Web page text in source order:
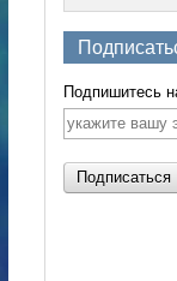
Подпишитесь